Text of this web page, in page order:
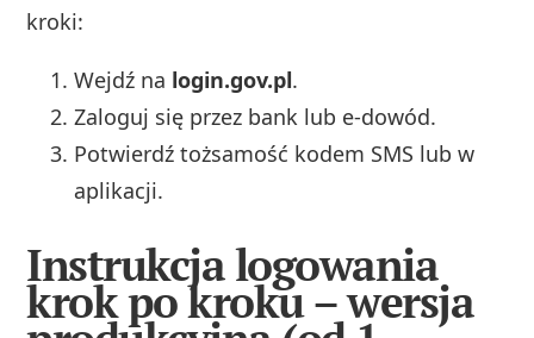
kroki:
Wejdź na login.gov.pl.
Zaloguj się przez bank lub e-dowód.
Potwierdź tożsamość kodem SMS lub w
aplikacji.
Instrukcja logowania
krok po kroku – wersja